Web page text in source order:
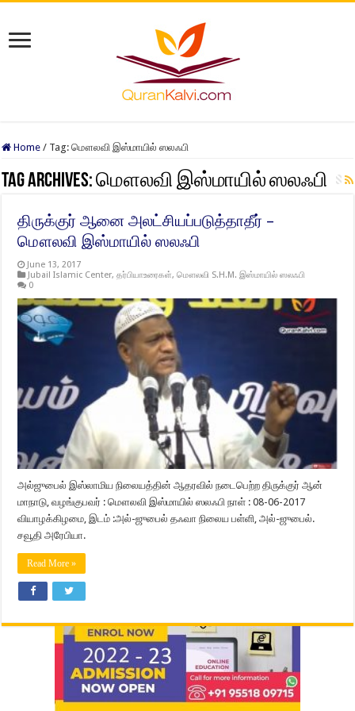
Home / Tag:மௌலவி இஸ்மாயில் ஸலஃபி
Tag Archives:மௌலவி இஸ்மாயில் ஸலஃபி
திருக்குர் ஆனை அலட்சியப்படுத்தாதீர் –
மௌலவி இஸ்மாயில் ஸலஃபி
June 13, 2017
Jubail Islamic Center,தர்பியாஉரைகள்,மௌலவி S.H.M. இஸ்மாயில் ஸலஃபி
0
அல்ஜுபைல் இஸ்லாமிய நிலையத்தின் ஆதரவில் நடைபெற்ற திருக்குர் ஆன்
மாநாடு, வழங்குபவர் : மௌலவி இஸ்மாயில் ஸலஃபி நாள் : 08-06-2017
வியாழக்கிழமை, இடம் :அல்-ஜுபைல் தஃவா நிலைய பள்ளி, அல்-ஜுபைல்.
சவூதி அரேபியா.
Read More »